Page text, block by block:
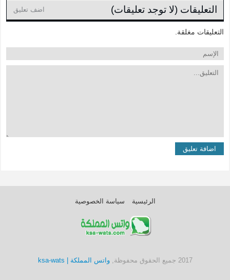
التعليقات (لا توجد تعليقات) اضف تعليق
التعليقات مغلقة.
الرئيسية سياسة الخصوصية
2017 جميع الحقوق محفوظة, واتس المملكة | ksa-wats